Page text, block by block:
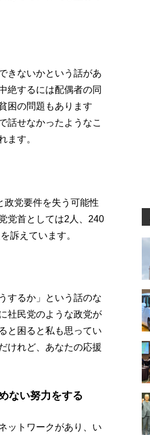
きないかという話があ
絶するには配偶者の同
困の問題もあります
話せなかったようなこ
ます。
政党要件を失う可能性
党首としては2人、240
訴えています。
するか」という話のな
社民党のような政党が
と困ると私も思ってい
けれど、あなたの応援
ない努力をする
ットワークがあり、い